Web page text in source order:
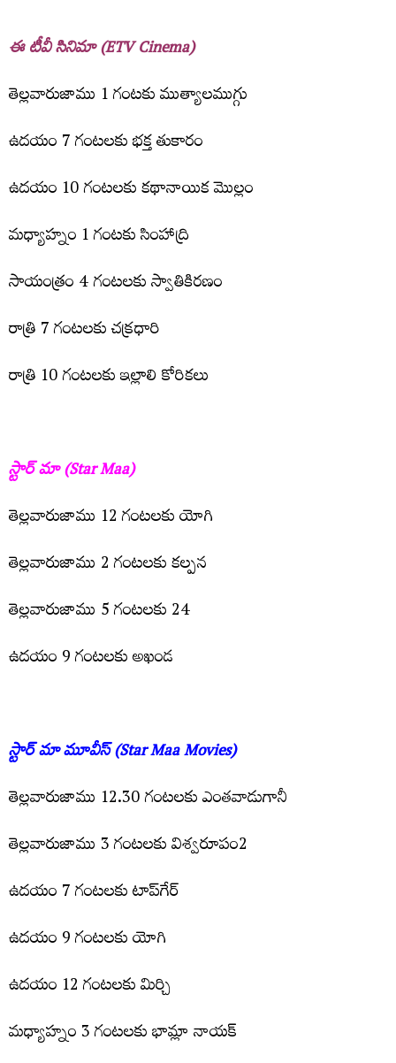
ఈ టీవీ సినిమా (ETV Cinema)
తెల్ల‌వారుజాము 1 గంట‌కు ముత్యాల‌ముగ్గు
ఉద‌యం 7 గంట‌ల‌కు భ‌క్త తుకారం
ఉద‌యం 10 గంటల‌కు క‌థానాయిక మొల్లం
మ‌ధ్యాహ్నం 1 గంట‌కు సింహాద్రి
సాయంత్రం 4 గంట‌ల‌కు స్వాతికిర‌ణం
రాత్రి 7 గంట‌ల‌కు చ‌క్ర‌ధారి
రాత్రి 10 గంట‌ల‌కు ఇల్లాలి కోరిక‌లు
స్టార్ మా (Star Maa)
తెల్ల‌వారుజాము 12 గంట‌ల‌కు యోగి
తెల్ల‌వారుజాము 2 గంట‌ల‌కు క‌ల్ప‌న‌
తెల్ల‌వారుజాము 5 గంట‌ల‌కు 24
ఉదయం 9 గంటలకు అఖండ‌
స్టార్ మా మూవీస్‌ (Star Maa Movies)
తెల్ల‌వారుజాము 12.30 గంట‌ల‌కు ఎంత‌వాడుగానీ
తెల్ల‌వారుజాము 3 గంట‌ల‌కు విశ్వ‌రూపం2
ఉద‌యం 7 గంట‌ల‌కు టాప్‌గేర్‌
ఉద‌యం 9 గంట‌ల‌కు యోగి
ఉద‌యం 12 గంట‌ల‌కు మిర్చి
మధ్యాహ్నం 3 గంట‌లకు భామ్లా నాయ‌క్‌